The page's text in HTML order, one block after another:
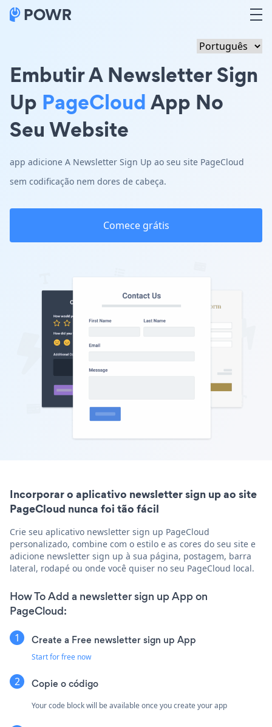
Embutir A Newsletter Sign
Up PageCloudApp No
Seu Website
app adicione A Newsletter Sign Up ao seu site PageCloud
sem codificação nem dores de cabeça.
Comece grátis
Incorporar o aplicativo newsletter sign up ao site
PageCloud nunca foi tão fácil
Crie seu aplicativo newsletter sign up PageCloud
personalizado, combine com o estilo e as cores do seu site e
adicione newsletter sign up à sua página, postagem, barra
lateral, rodapé ou onde você quiser no seu PageCloud local.
How To Add a newsletter sign up App on
PageCloud:
Create a Free newsletter sign up App
Start for free now
Copie o código
Your code block will be available once you create your app